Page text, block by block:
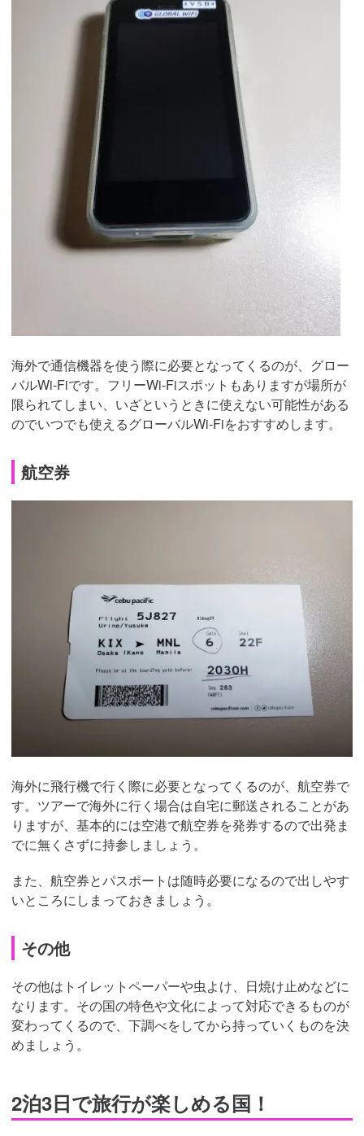
海外で通信機器を使う際に必要となってくるのが、グロー
バルWi-Fiです。フリーWi-Fiスポットもありますが場所が
限られてしまい、いざというときに使えない可能性がある
のでいつでも使えるグローバルWi-Fiをおすすめします。
航空券
海外に飛行機で行く際に必要となってくるのが、航空券で
す。ツアーで海外に行く場合は自宅に郵送されることがあ
りますが、基本的には空港で航空券を発券するので出発ま
でに無くさずに持参しましょう。
また、航空券とパスポートは随時必要になるので出しやす
いところにしまっておきましょう。
その他
その他はトイレットペーパーや虫よけ、日焼け止めなどに
なります。その国の特色や文化によって対応できるものが
変わってくるので、下調べをしてから持っていくものを決
めましょう。
2泊3日で旅行が楽しめる国！